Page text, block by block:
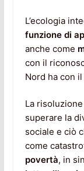
L’ecologia
funzione di
anche come
con il
Nord ha con il
La
superare la
sociale e ciò
come
povertà, in